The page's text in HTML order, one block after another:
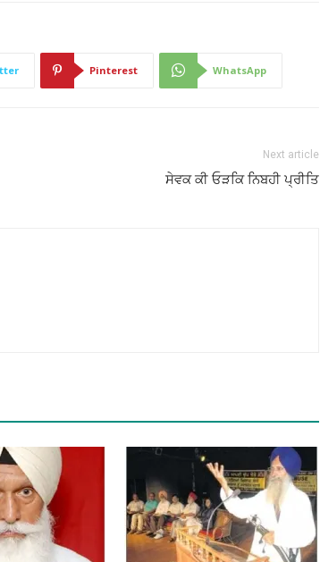
Pinterest WhatsApp
Next article
ਸੇਵਕ ਕੀ ਓੜਕਿ ਨਿਬਹੀ ਪ੍ਰੀਤਿ